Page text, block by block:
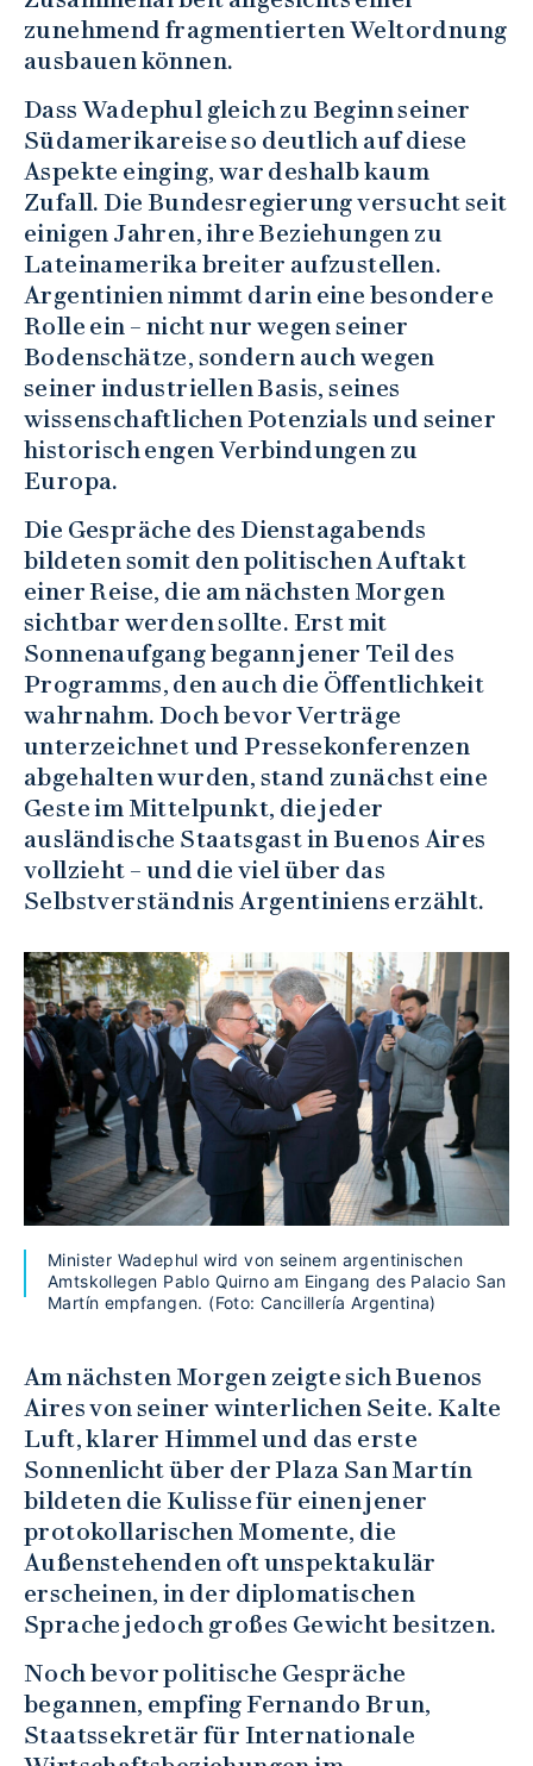
zunehmend fragmentierten Weltordnung
ausbauen können.
Dass Wadephul gleich zu Beginn seiner
Südamerikareise so deutlich auf diese
Aspekte einging, war deshalb kaum
Zufall. Die Bundesregierung versucht seit
einigen Jahren, ihre Beziehungen zu
Lateinamerika breiter aufzustellen.
Argentinien nimmt darin eine besondere
Rolle ein – nicht nur wegen seiner
Bodenschätze, sondern auch wegen
seiner industriellen Basis, seines
wissenschaftlichen Potenzials und seiner
historisch engen Verbindungen zu
Europa.
Die Gespräche des Dienstagabends
bildeten somit den politischen Auftakt
einer Reise, die am nächsten Morgen
sichtbar werden sollte. Erst mit
Sonnenaufgang begann jener Teil des
Programms, den auch die Öffentlichkeit
wahrnahm. Doch bevor Verträge
unterzeichnet und Pressekonferenzen
abgehalten wurden, stand zunächst eine
Geste im Mittelpunkt, die jeder
ausländische Staatsgast in Buenos Aires
vollzieht – und die viel über das
Selbstverständnis Argentiniens erzählt.
Minister Wadephul wird von seinem argentinischen
Amtskollegen Pablo Quirno am Eingang des Palacio San
Martín empfangen. (Foto: Cancillería Argentina)
Am nächsten Morgen zeigte sich Buenos
Aires von seiner winterlichen Seite. Kalte
Luft, klarer Himmel und das erste
Sonnenlicht über der Plaza San Martín
bildeten die Kulisse für einen jener
protokollarischen Momente, die
Außenstehenden oft unspektakulär
erscheinen, in der diplomatischen
Sprache jedoch großes Gewicht besitzen.
Noch bevor politische Gespräche
begannen, empfing Fernando Brun,
Staatssekretär für Internationale